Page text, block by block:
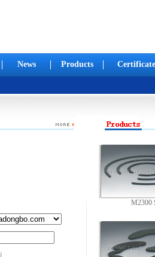
News Products Certificate
M2300